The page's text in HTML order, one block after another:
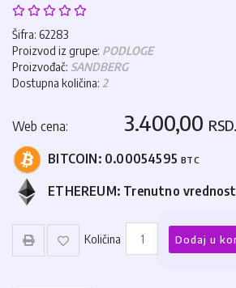
Šifra: 62283
Proizvod iz grupe: PODLOGE
Proizvođač: SANDBERG
Dostupna količina: 2
Web cena: 3.400,00 RSD.
BITCOIN: 0.00054595BTC
ETHEREUM: Trenutno
Količina Dodaj u